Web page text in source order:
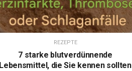
REZEPTE
7 starke blutverdünnende
Lebensmittel, die Sie kennen sollten